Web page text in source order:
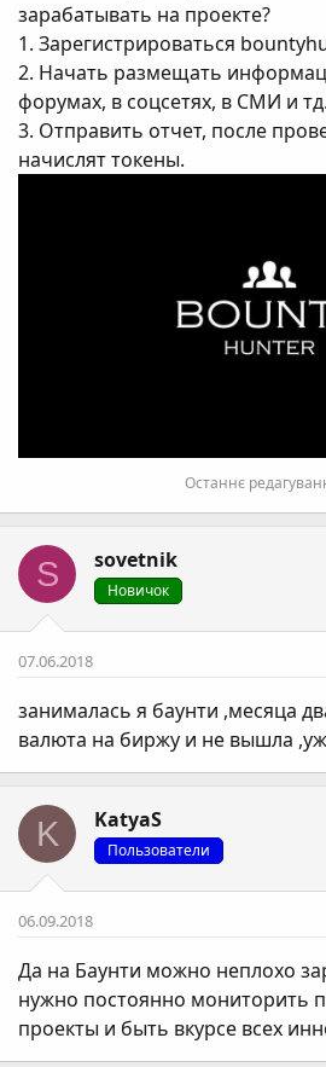
зарабатывать на проекте?
1. Зарегистрироваться
2. Начать размещать
форумах, в соцсетях, в СМИ и тд.
3. Отправить отчет, после
начислят токены.
Останнє
S sovetnik
Новичок
07.06.2018
занималась я баунти ,месяца
валюта на биржу и не вышла
K KatyaS
Пользователи
06.09.2018
Да на Баунти можно неплохо
нужно постоянно мониторить
проекты и быть вкурсе всех